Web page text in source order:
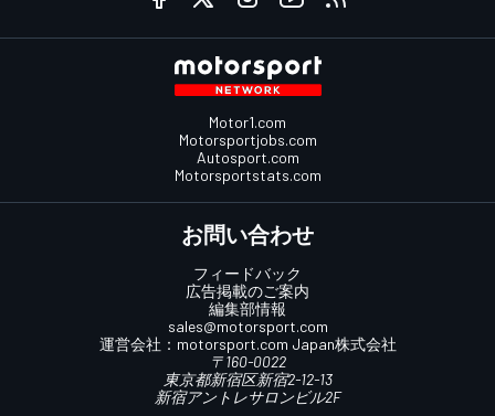
Motor1.com
Motorsportjobs.com
Autosport.com
Motorsportstats.com
お問い合わせ
フィードバック
広告掲載のご案内
編集部情報
sales@motorsport.com
運営会社： motorsport.com Japan株式会社
〒160-0022
東京都新宿区新宿2-12-13
新宿アントレサロンビル2F